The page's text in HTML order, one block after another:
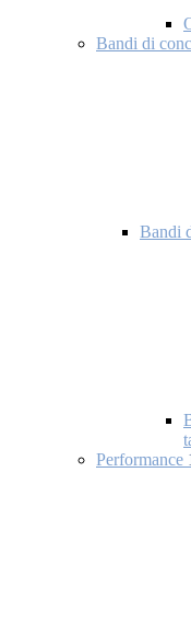
Bandi di
Bandi
Performance